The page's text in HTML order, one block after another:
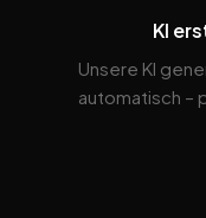
KI
Unsere KI
automatisch –